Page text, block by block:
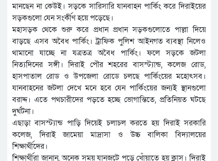
মানছেন না কেউই। সড়কে সারিসারি যানবাহন পার্কিং করে দিরাইয়ের
সড়কগুলো যেন সংর্কীণ হয়ে পড়েছে।
মহাসড়ক থেকে শুরু করে প্রধান প্রধান সড়কগুলোতে পাল্লা দিয়ে
বাড়ছে এসব অবৈধ পার্কিং। ট্রাফিক পুলিশ আইনগত ব্যবস্থা নিলেও
থামানো যাচ্ছে না যত্রতত্র অবৈধ পার্কিং। ফলে সড়কে জটলা
নিত্যদিনের সঙ্গী। দিরাই পৌর শহরের বাসস্ট্যান্ড, কলেজ রোড,
হাসপাতাল রোড ও উপজেলা রোডে চলছে পার্কিংয়ের মহোৎসব।
যানবাহনের জটলা দেখে মনে হবে যেন পার্কিংয়ের জন্যই স্থানগুলো
বরাদ্দ। এতে পথচারীদের পড়তে হচ্ছে ভোগান্তিতে, প্রতিনিয়ত ঘটছে
দুর্ঘটনা।
এছাড়া বাসস্ট্যান্ড পাড়ি দিয়েই চলাচল করতে হয় দিরাই সরকারি
কলেজ, দিরাই জামেয়া মাদ্রাসা ও উচ্চ বালিকা বিদ্যালয়ের
শিক্ষার্থীদের।
শিক্ষার্থীরা জানান, অনেক সময় যানজটে পড়ে খোঁয়াতে হয় ক্লাস। দিরাই